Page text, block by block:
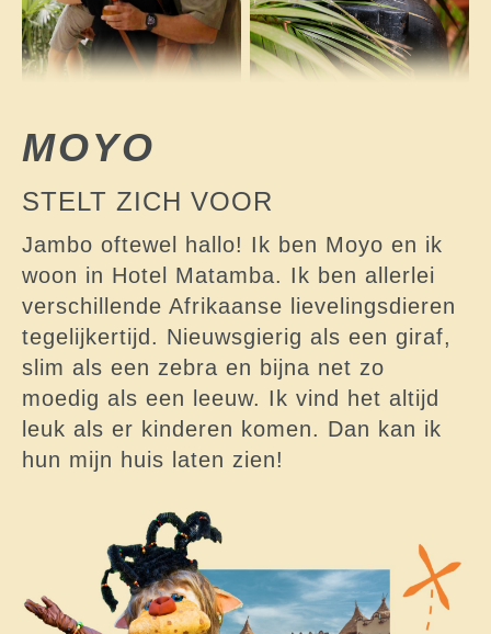
MOYO
STELT ZICH VOOR
Jambo oftewel hallo! Ik ben Moyo en ik
woon in Hotel Matamba. Ik ben allerlei
verschillende Afrikaanse lievelingsdieren
tegelijkertijd. Nieuwsgierig als een giraf,
slim als een zebra en bijna net zo
moedig als een leeuw. Ik vind het altijd
leuk als er kinderen komen. Dan kan ik
hun mijn huis laten zien!